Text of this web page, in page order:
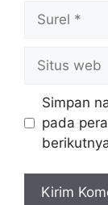
web
Simpan
pada